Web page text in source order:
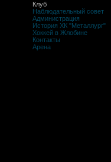
Клуб
Наблюдательный совет
Администрация
История ХК "Металлург"
Хоккей в Жлобине
Контакты
Арена